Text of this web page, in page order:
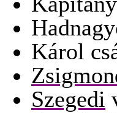
Károl
Szegedi